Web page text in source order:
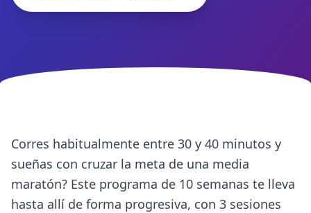
Corres habitualmente entre 30 y 40 minutos y
sueñas con cruzar la meta de una media
maratón? Este programa de 10 semanas te lleva
hasta allí de forma progresiva, con 3 sesiones